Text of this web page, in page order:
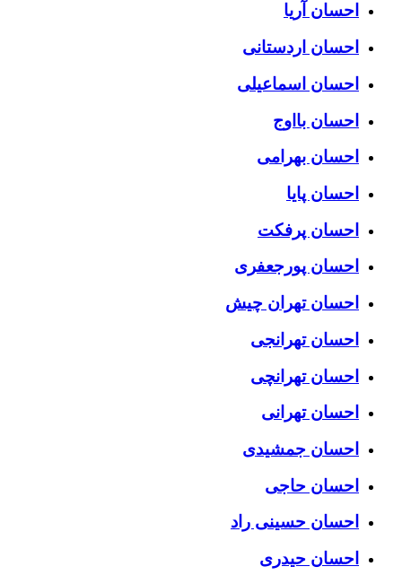
احسان آریا
احسان اردستانی
احسان اسماعیلی
احسان بااوج
احسان بهرامی
احسان پایا
احسان پرفکت
احسان پورجعفری
احسان تهران چیش
احسان تهرانجی
احسان تهرانچی
احسان تهرانی
احسان جمشیدی
احسان حاجی
احسان حسینی راد
احسان حیدری